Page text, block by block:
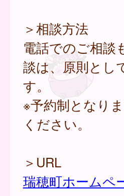
＞相談方法
電話でのご相談
談は、原則とし
す。
※予約制となり
ください。
＞URL
瑞穂町ホームペ